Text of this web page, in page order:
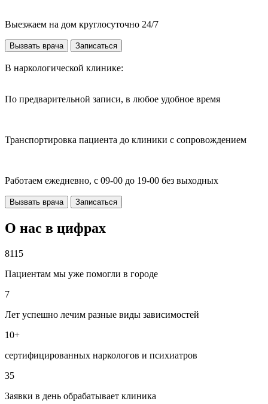
Выезжаем на дом круглосуточно 24/7
Вызвать врача Записаться
В наркологической клинике:
По предварительной записи, в любое удобное время
Транспортировка пациента до клиники с сопровождением
Работаем ежедневно, с 09-00 до 19-00 без выходных
Вызвать врача Записаться
О нас в цифрах
8115
Пациентам мы уже помогли в городе
7
Лет успешно лечим разные виды зависимостей
10+
сертифицированных наркологов и психиатров
35
Заявки в день обрабатывает клиника